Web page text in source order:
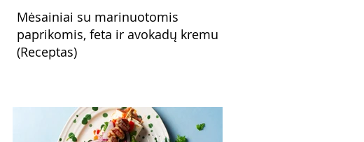
Mėsainiai su marinuotomis
paprikomis, feta ir avokadų kremu
(Receptas)